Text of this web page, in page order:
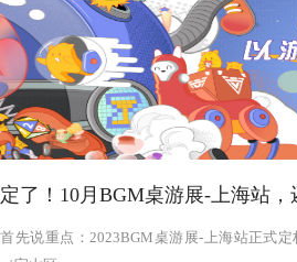
定了！10月BGM桌游展-上海站，
首先说重点：2023BGM桌游展-上海站正式